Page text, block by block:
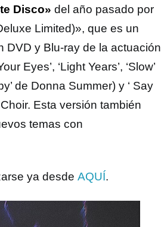
Disco» del año pasado por
Limited)», que es un
DVD y Blu-ray de la actuación
Eyes’, ‘Light Years’, ‘Slow’
de Donna Summer) y ‘ Say
Esta versión también
temas con
ya desde AQUÍ.